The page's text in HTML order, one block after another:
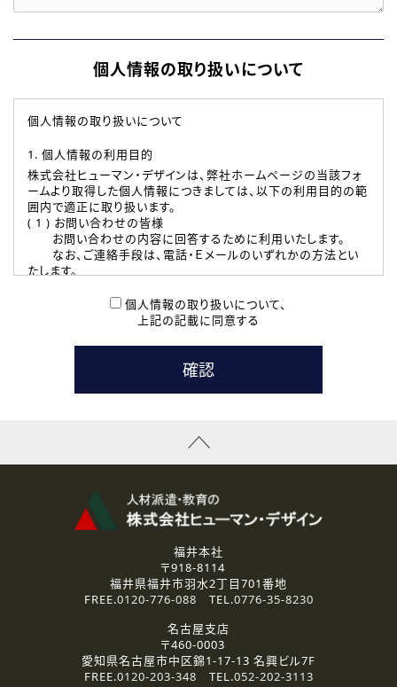
個人情報の取り扱いについて
個人情報の取り扱いについて
1. 個人情報の利用目的
株式会社ヒューマン・デザインは、弊社ホームページの当該フォ
ームより取得した個人情報につきましては、以下の利用目的の範
囲内で適正に取り扱います。
( 1 ) お問い合わせの皆様
お問い合わせの内容に回答するために利用いたします。
なお、ご連絡手段は、電話・Ｅメールのいずれかの方法とい
たします。
本登録に関するご連絡および本登録時の参考情報として利
たします。
( 3 ) スタッフ派遣を検討されている企業の皆様
お問い合わせの内容に回答するために利用いたします。
なお、ご連絡手段は、電話・Ｅメールのいずれかの方法とい
資料送付、受講相談に関するご連絡のために利用いたしま
その他、お問い合わせの内容に回答するために利用いたし
なお、ご連絡手段は、電話・Ｅメールのいずれかの方法とい
2.個人情報の第三者提供
ご提供いただいた個人情報は、法令等の規定に従う場合を除き、
3.個人情報の取り扱いの委託
弊社の定める個人情報保護の評価基準を満たした委託先に、個
人情報を委託する場合があります。
個人情報の取り扱いについて、
上記の記載に同意する
福井本社
〒918-8114
福井県福井市羽水2丁目701番地
FREE.0120-776-088 TEL.0776-35-8230
名古屋支店
〒460-0003
愛知県名古屋市中区錦1-17-13 名興ビル7F
FREE.0120-203-348 TEL.052-202-3113